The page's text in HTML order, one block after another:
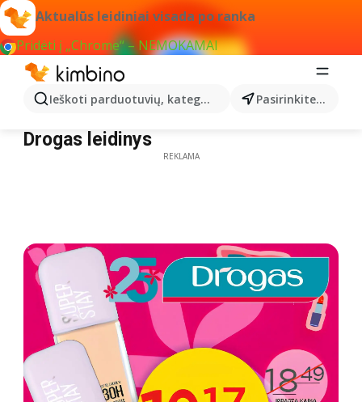
Aktualūs leidiniai visada po ranka
Pridėti į „Chrome“ – NEMOKAMAI
Ieškoti parduotuvių, kategorijų, produktų... Pasirinkite miestą
Drogas leidinys
Drogas leidinys
REKLAMA